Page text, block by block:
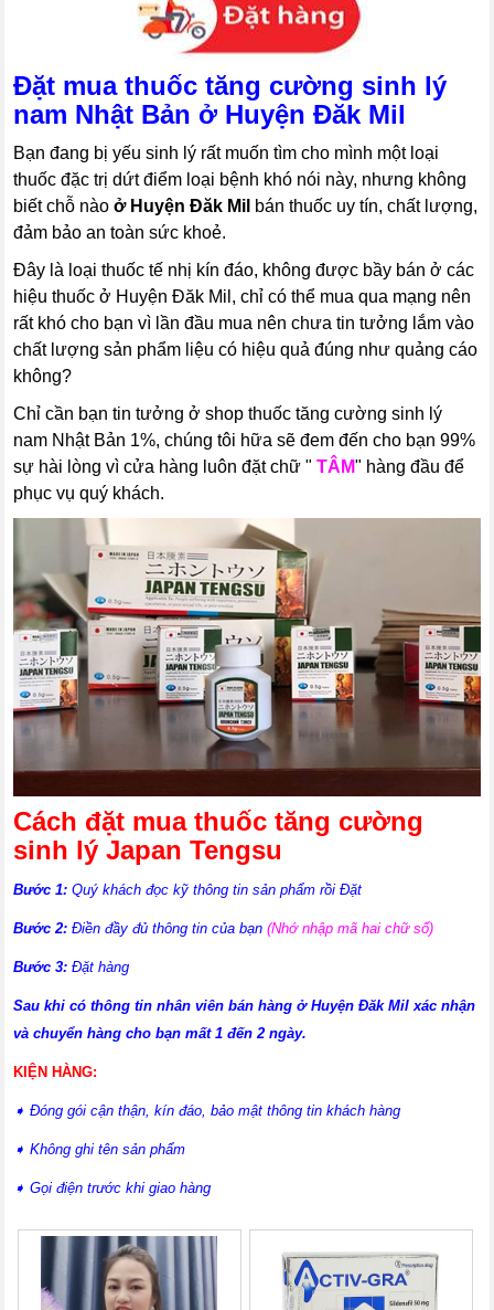
Đặt mua thuốc tăng cường sinh lý
nam Nhật Bản ở Huyện Đăk Mil
Bạn đang bị yếu sinh lý rất muốn tìm cho mình một loại
thuốc đặc trị dứt điểm loại bệnh khó nói này, nhưng không
biết chỗ nàoở Huyện Đăk Mil bán thuốc uy tín, chất lượng,
đảm bảo an toàn sức khoẻ.
Đây là loại thuốc tế nhị kín đáo, không được bầy bán ở các
hiệu thuốc ở Huyện Đăk Mil, chỉ có thể mua qua mạng nên
rất khó cho bạn vì lần đầu mua nên chưa tin tưởng lắm vào
chất lượng sản phẩm liệu có hiệu quả đúng như quảng cáo
không?
Chỉ cần bạn tin tưởng ở shop thuốc tăng cường sinh lý
nam Nhật Bản 1%, chúng tôi hữa sẽ đem đến cho bạn 99%
sự hài lòng vì cửa hàng luôn đặt chữ "TÂM" hàng đầu để
phục vụ quý khách.
Cách đặt mua thuốc tăng cường
sinh lý Japan Tengsu
Bước 1:Quý khách đọc kỹ thông tin sản phẩm rồi Đặt
Bước 2:Điền đầy đủ thông tin của bạn(Nhớ nhập mã hai chữ số)
Bước 3:Đặt hàng
Sau khi có thông tin nhân viên bán hàng ở Huyện Đăk Mil xác nhận
và chuyển hàng cho bạn mất 1 đến 2 ngày.
KIỆN HÀNG:
➧Đóng gói cận thận, kín đáo, bảo mật thông tin khách hàng
➧Không ghi tên sản phẩm
➧Gọi điện trước khi giao hàng